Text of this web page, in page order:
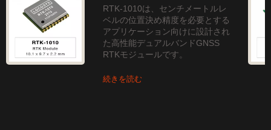
RTK-1010は、センチメートルレ
ベルの位置決め精度を必要とする
アプリケーション向けに設計され
た高性能デュアルバンドGNSS
RTKモジュールです。
続きを読む